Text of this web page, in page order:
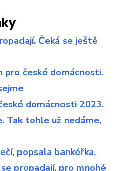
Čeká se ještě
pro české domácnosti.
domácnosti 2023.
Tak tohle už nedáme,
popsala bankéřka.
propadají, pro mnohé